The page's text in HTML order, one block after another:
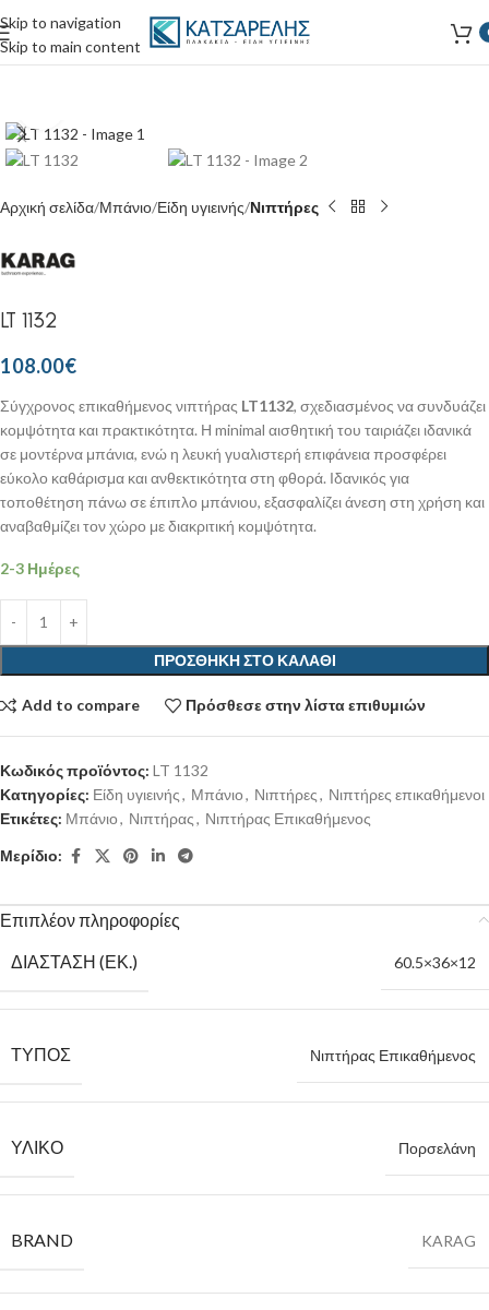
Skip to navigation
Skip to main content
Αρχική σελίδα Μπάνιο Είδη υγιεινής Νιπτήρες
LT 1132
108.00€
Σύγχρονος επικαθήμενος νιπτήρας LT1132, σχεδιασμένος να συνδυάζει
κομψότητα και πρακτικότητα. Η minimal αισθητική του ταιριάζει ιδανικά
σε μοντέρνα μπάνια, ενώ η λευκή γυαλιστερή επιφάνεια προσφέρει
εύκολο καθάρισμα και ανθεκτικότητα στη φθορά. Ιδανικός για
τοποθέτηση πάνω σε έπιπλο μπάνιου, εξασφαλίζει άνεση στη χρήση και
αναβαθμίζει τον χώρο με διακριτική κομψότητα.
2-3 Ημέρες
ΠΡΟΣΘΉΚΗ ΣΤΟ ΚΑΛΆΘΙ
Add to compare Πρόσθεσε στην λίστα επιθυμιών
Κωδικός προϊόντος: LT 1132
Κατηγορίες: Είδη υγιεινής, Μπάνιο, Νιπτήρες, Νιπτήρες επικαθήμενοι
Ετικέτες: Μπάνιο, Νιπτήρας, Νιπτήρας Επικαθήμενος
Μερίδιο:
Επιπλέον πληροφορίες
ΔΙΆΣΤΑΣΗ (ΕΚ.)
60.5×36×12
ΤΎΠΟΣ Νιπτήρας Επικαθήμενος
ΥΛΙΚΌ Πορσελάνη
BRAND KARAG